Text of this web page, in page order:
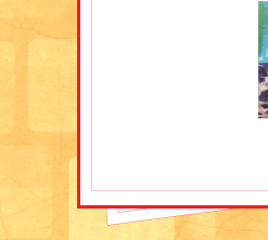
・コンソメスープ
かな紫陽花畑！！
そして日本といえ